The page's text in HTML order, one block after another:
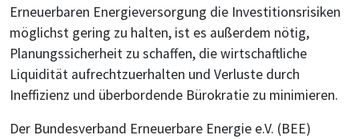
Erneuerbaren Energieversorgung die Investitionsrisiken
möglichst gering zu halten, ist es außerdem nötig,
Planungssicherheit zu schaffen, die wirtschaftliche
Liquidität aufrechtzuerhalten und Verluste durch
Ineffizienz und überbordende Bürokratie zu minimieren.
Der Bundesverband Erneuerbare Energie e.V. (BEE)